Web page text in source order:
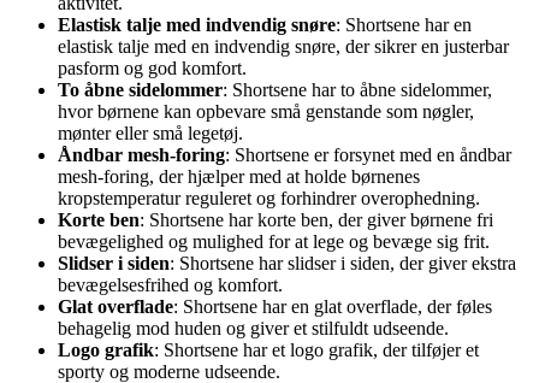
Elastisk talje med indvendig snøre: Shortsene har en
elastisk talje med en indvendig snøre, der sikrer en justerbar
pasform og god komfort.
To åbne sidelommer: Shortsene har to åbne sidelommer,
hvor børnene kan opbevare små genstande som nøgler,
mønter eller små legetøj.
Åndbar mesh-foring: Shortsene er forsynet med en åndbar
mesh-foring, der hjælper med at holde børnenes
kropstemperatur reguleret og forhindrer overophedning.
Korte ben: Shortsene har korte ben, der giver børnene fri
bevægelighed og mulighed for at lege og bevæge sig frit.
Slidser i siden: Shortsene har slidser i siden, der giver ekstra
bevægelsesfrihed og komfort.
Glat overflade: Shortsene har en glat overflade, der føles
behagelig mod huden og giver et stilfuldt udseende.
Logo grafik: Shortsene har et logo grafik, der tilføjer et
sporty og moderne udseende.